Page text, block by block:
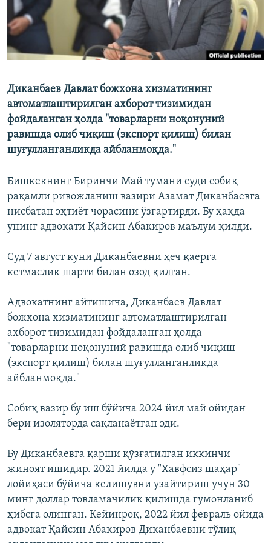
Диканбаев Давлат божхона хизматининг
автоматлаштирилган ахборот тизимидан
фойдаланган ҳолда "товарларни ноқонуний
равишда олиб чиқиш (экспорт қилиш) билан
шуғулланганликда айбланмоқда."
Бишкекнинг Биринчи Май тумани суди собиқ
рақамли ривожланиш вазири Азамат Диканбаевга
нисбатан эҳтиёт чорасини ўзгартирди. Бу ҳақда
унинг адвокати Қайсин Абакиров маълум қилди.
Суд 7 август куни Диканбаевни ҳеч қаерга
кетмаслик шарти билан озод қилган.
Адвокатнинг айтишича, Диканбаев Давлат
божхона хизматининг автоматлаштирилган
ахборот тизимидан фойдаланган ҳолда
"товарларни ноқонуний равишда олиб чиқиш
(экспорт қилиш) билан шуғулланганликда
айбланмоқда."
Собиқ вазир бу иш бўйича 2024 йил май ойидан
бери изоляторда сақланаётган эди.
Бу Диканбаевга қарши қўзғатилган иккинчи
жиноят ишидир. 2021 йилда у "Хавфсиз шаҳар"
лойиҳаси бўйича келишувни узайтириш учун 30
минг доллар товламачилик қилишда гумонланиб
ҳибсга олинган. Кейинроқ, 2022 йил февраль ойида
адвокат Қайсин Абакиров Диканбаевни тўлиқ